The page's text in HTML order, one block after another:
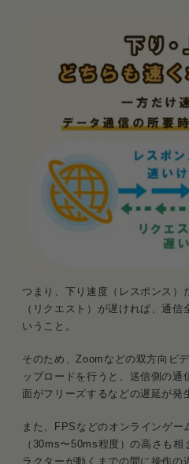
つまり、下り速度（レスポンス）
（リクエスト）が遅ければ、通
いうこと。
そのため、Zoomなどの双方向ビ
ップロードを行うと、送信側の通
面がフリーズするなどの遅延が発
また、FPSなどのオンラインゲー
（30ms〜50ms程度）の高さも
ラクターが動くまでの間に操作の